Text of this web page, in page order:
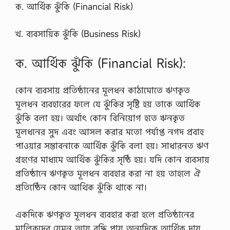
ক. আর্থিক ঝুঁকি (Financial Risk)
খ. ব্যবসায়িক ঝুঁকি (Business Risk)
ক. আর্থিক ঝুঁকি (Financial Risk):
কোন ব্যবসায় প্রতিষ্ঠানের মূলধন কাঠামোতে ঋণকৃত
মূলধন ব্যবহারের ফলে যে ঝুঁকির সৃষ্টি হয় তাকে আর্থিক
ঝুঁকি বলা হয়। অর্থাৎ কোন বিনিয়োগ হতে ঋনকৃত
মূলধনের সুদ এবং আসল করার মতো পর্যাপ্ত নগদ প্রবাহ
পাওয়ার সম্ভাবনাকে আর্থিক ঝুঁকি বলা হয়। সাধারনত ঋণ
গ্রহণের মাধ্যমে আর্থিক ঝুঁকির সৃষ্ঠি হয়। যদি কোন ব্যবসায়
প্রতিষ্ঠানে ঋণকৃত মূলধন ব্যবহার করা না হয় তাহলে ঐ
প্রতিষ্ঠেিন কোন আথিক ঝুঁকি থাকে না।
একদিকে ঋণকৃত মূলধন ব্যবহার করা হলে প্রতিষ্ঠানের